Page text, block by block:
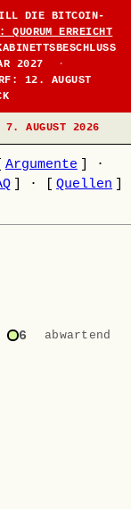
DIE BITCOIN-
ERREICHT
2027
·
12. AUGUST
7. AUGUST 2026
Argumente
·
· Quellen
6 abwartend